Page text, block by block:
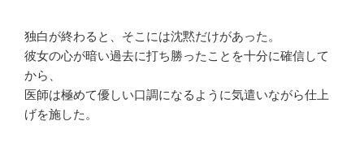
独白が終わると、そこには沈黙だけがあった。
彼女の心が暗い過去に打ち勝ったことを十分に確信して
から、
医師は極めて優しい口調になるように気遣いながら仕上
げを施した。